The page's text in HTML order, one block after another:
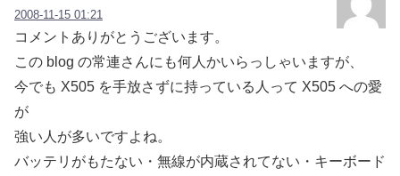
2008-11-15 01:21
コメントありがとうございます。
この blog の常連さんにも何人かいらっしゃいますが、
今でも X505 を手放さずに持っている人って X505 への愛
が
強い人が多いですよね。
バッテリがもたない・無線が内蔵されてない・キーボード